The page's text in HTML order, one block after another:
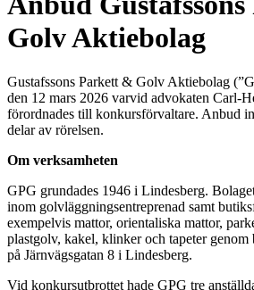
Golv Aktiebolag
Gustafssons Parkett & Golv Aktiebolag
den 12 mars 2026 varvid advokaten Carl-
förordnades till konkursförvaltare. Anbud
delar av rörelsen.
Om verksamheten
GPG grundades 1946 i Lindesberg.
inom golvläggningsentreprenad samt
exempelvis mattor, orientaliska mattor,
plastgolv, kakel, klinker och tapeter
på Järnvägsgatan 8 i Lindesberg.
Vid konkursutbrottet hade GPG tre